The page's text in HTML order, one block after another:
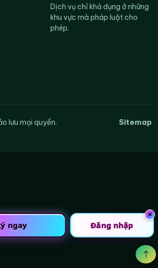
Dịch vụ chỉ khả dụng ở những
khu vực mà pháp luật cho
phép.
lưu mọi quyền. Sitemap
ngay Đăng nhập
×